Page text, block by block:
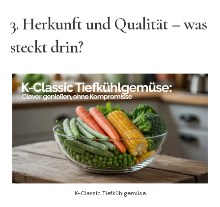
3. Herkunft und Qualität – was
steckt drin?
K-Classic Tiefkühlgemüse